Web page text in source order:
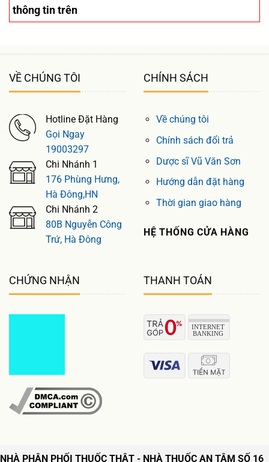
thông tin trên
VỀ CHÚNG TÔI
Hotline Đặt Hàng
Gọi Ngay
19003297
Chi Nhánh 1
176 Phùng Hưng,
Hà Đông,HN
Chi Nhánh 2
80B Nguyễn Công
Trứ, Hà Đông
CHÍNH SÁCH
Về chúng tôi
Chính sách đổi trả
Dược sĩ Vũ Văn Sơn
Hướng dẫn đặt hàng
Thời gian giao hàng
HỆ THỐNG CỬA HÀNG
CHỨNG NHẬN THANH TOÁN
NHÀ PHÂN PHỐI THUỐC THẬT - NHÀ THUỐC AN TÂM SỐ 16